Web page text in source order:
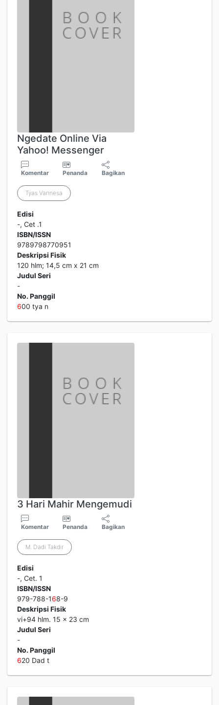
Ngedate Online Via
Yahoo! Messenger
Komentar Penanda Bagikan
Tyas Vannesa
Edisi
-, Cet .1
ISBN/ISSN
9789798770951
Deskripsi Fisik
120 hlm; 14,5 cm x 21 cm
Judul Seri
-
No. Panggil
600 tya n
3 Hari Mahir Mengemudi
Komentar Penanda Bagikan
M. Dadi Takdir
Edisi
-, Cet. 1
ISBN/ISSN
979-788-168-9
Deskripsi Fisik
vi+94 hlm. 15 x 23 cm
Judul Seri
-
No. Panggil
620 Dad t